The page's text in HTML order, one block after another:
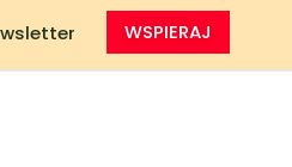
WSPIERAJ